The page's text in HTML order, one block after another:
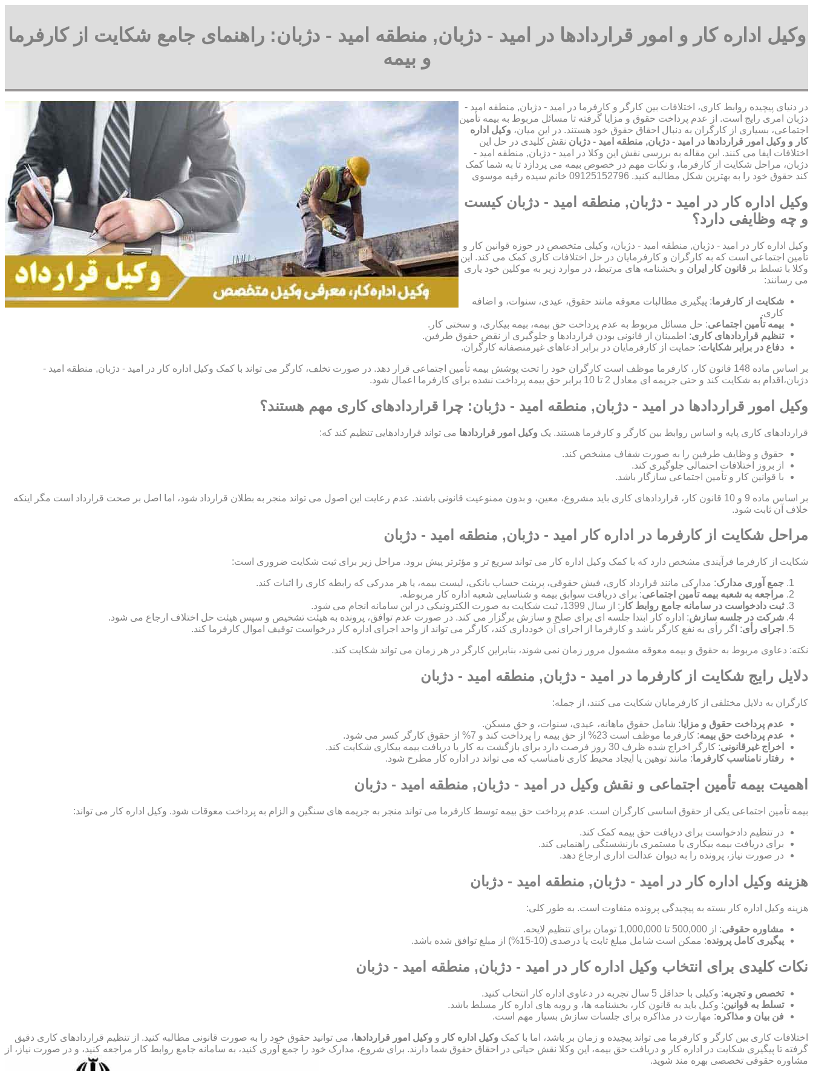
وکیل اداره کار و امور قراردادها در امید - دژبان, منطقه امید - دژبان: راهنمای جامع شکایت از کارفرما
و بیمه
در دنیای پیچیده روابط کاری، اختلافات بین کارگر و کارفرما در امید - دژبان, منطقه امید -
دژبان امری رایج است. از عدم پرداخت حقوق و مزایا گرفته تا مسائل مربوط به بیمه تأمین
اجتماعی، بسیاری از کارگران به دنبال احقاق حقوق خود هستند. در این میان، وکیل اداره
کار و وکیل امور قراردادها در امید - دژبان, منطقه امید - دژبان نقش کلیدی در حل این
اختلافات ایفا می کنند. این مقاله به بررسی نقش این وکلا در امید - دژبان, منطقه امید -
دژبان، مراحل شکایت از کارفرما، و نکات مهم در خصوص بیمه می پردازد تا به شما کمک
کند حقوق خود را به بهترین شکل مطالبه کنید. 09125152796 خانم سیده رقیه موسوی
وکیل اداره کار در امید - دژبان, منطقه امید - دژبان کیست
و چه وظایفی دارد؟
وکیل اداره کار در امید - دژبان, منطقه امید - دژبان، وکیلی متخصص در حوزه قوانین کار و
تأمین اجتماعی است که به کارگران و کارفرمایان در حل اختلافات کاری کمک می کند. این
وکلا با تسلط بر قانون کار ایران و بخشنامه های مرتبط، در موارد زیر به موکلین خود یاری
می رسانند:
شکایت از کارفرما: پیگیری مطالبات معوقه مانند حقوق، عیدی، سنوات، و اضافه
کاری.
بیمه تأمین اجتماعی: حل مسائل مربوط به عدم پرداخت حق بیمه، بیمه بیکاری، و سختی کار.
تنظیم قراردادهای کاری: اطمینان از قانونی بودن قراردادها و جلوگیری از نقض حقوق طرفین.
دفاع در برابر شکایات: حمایت از کارفرمایان در برابر ادعاهای غیرمنصفانه کارگران.
بر اساس ماده 148 قانون کار، کارفرما موظف است کارگران خود را تحت پوشش بیمه تأمین اجتماعی قرار دهد. در صورت تخلف، کارگر می تواند با کمک وکیل اداره کار در امید - دژبان, منطقه امید -
دژبان،اقدام به شکایت کند و حتی جریمه ای معادل 2 تا 10 برابر حق بیمه پرداخت نشده برای کارفرما اعمال شود.
وکیل امور قراردادها در امید - دژبان, منطقه امید - دژبان: چرا قراردادهای کاری مهم هستند؟
قراردادهای کاری پایه و اساس روابط بین کارگر و کارفرما هستند. یک وکیل امور قراردادها می تواند قراردادهایی تنظیم کند که:
حقوق و وظایف طرفین را به صورت شفاف مشخص کند.
از بروز اختلافات احتمالی جلوگیری کند.
با قوانین کار و تأمین اجتماعی سازگار باشد.
بر اساس ماده 9 و 10 قانون کار، قراردادهای کاری باید مشروع، معین، و بدون ممنوعیت قانونی باشند. عدم رعایت این اصول می تواند منجر به بطلان قرارداد شود، اما اصل بر صحت قرارداد است مگر اینکه
خلاف آن ثابت شود.
مراحل شکایت از کارفرما در اداره کار امید - دژبان, منطقه امید - دژبان
شکایت از کارفرما فرآیندی مشخص دارد که با کمک وکیل اداره کار می تواند سریع تر و مؤثرتر پیش برود. مراحل زیر برای ثبت شکایت ضروری است:
جمع آوری مدارک: مدارکی مانند قرارداد کاری، فیش حقوقی، پرینت حساب بانکی، لیست بیمه، یا هر مدرکی که رابطه کاری را اثبات کند.
مراجعه به شعبه بیمه تأمین اجتماعی: برای دریافت سوابق بیمه و شناسایی شعبه اداره کار مربوطه.
ثبت دادخواست در سامانه جامع روابط کار : از سال 1399، ثبت شکایت به صورت الکترونیکی در این سامانه انجام می شود.
شرکت در جلسه سازش: اداره کار ابتدا جلسه ای برای صلح و سازش برگزار می کند. در صورت عدم توافق، پرونده به هیئت تشخیص و سپس هیئت حل اختلاف ارجاع می شود.
اجرای رأی: اگر رأی به نفع کارگر باشد و کارفرما از اجرای آن خودداری کند، کارگر می تواند از واحد اجرای اداره کار درخواست توقیف اموال کارفرما کند.
نکته: دعاوی مربوط به حقوق و بیمه معوقه مشمول مرور زمان نمی شوند، بنابراین کارگر در هر زمان می تواند شکایت کند.
دلایل رایج شکایت از کارفرما در امید - دژبان, منطقه امید - دژبان
کارگران به دلایل مختلفی از کارفرمایان شکایت می کنند، از جمله:
عدم پرداخت حقوق و مزایا: شامل حقوق ماهانه، عیدی، سنوات، و حق مسکن.
عدم پرداخت حق بیمه: کارفرما موظف است 23% از حق بیمه را پرداخت کند و 7% از حقوق کارگر کسر می شود.
اخراج غیرقانونی: کارگر اخراج شده ظرف 30 روز فرصت دارد برای بازگشت به کار یا دریافت بیمه بیکاری شکایت کند.
رفتار نامناسب کارفرما: مانند توهین یا ایجاد محیط کاری نامناسب که می تواند در اداره کار مطرح شود.
اهمیت بیمه تأمین اجتماعی و نقش وکیل در امید - دژبان, منطقه امید - دژبان
بیمه تأمین اجتماعی یکی از حقوق اساسی کارگران است. عدم پرداخت حق بیمه توسط کارفرما می تواند منجر به جریمه های سنگین و الزام به پرداخت معوقات شود. وکیل اداره کار می تواند:
در تنظیم دادخواست برای دریافت حق بیمه کمک کند.
برای دریافت بیمه بیکاری یا مستمری بازنشستگی راهنمایی کند.
در صورت نیاز، پرونده را به دیوان عدالت اداری ارجاع دهد.
هزینه وکیل اداره کار در امید - دژبان, منطقه امید - دژبان
هزینه وکیل اداره کار بسته به پیچیدگی پرونده متفاوت است. به طور کلی:
مشاوره حقوقی: از 500,000 تا 1,000,000 تومان برای تنظیم لایحه.
پیگیری کامل پرونده: ممکن است شامل مبلغ ثابت یا درصدی (10-15%) از مبلغ توافق شده باشد.
نکات کلیدی برای انتخاب وکیل اداره کار در امید - دژبان, منطقه امید - دژبان
تخصص و تجربه: وکیلی با حداقل 5 سال تجربه در دعاوی اداره کار انتخاب کنید.
تسلط به قوانین: وکیل باید به قانون کار، بخشنامه ها، و رویه های اداره کار مسلط باشد.
فن بیان و مذاکره: مهارت در مذاکره برای جلسات سازش بسیار مهم است.
اختلافات کاری بین کارگر و کارفرما می تواند پیچیده و زمان بر باشد، اما با کمک وکیل اداره کار و وکیل امور قراردادها، می توانید حقوق خود را به صورت قانونی مطالبه کنید. از تنظیم قراردادهای کاری دقیق
گرفته تا پیگیری شکایت در اداره کار و دریافت حق بیمه، این وکلا نقش حیاتی در احقاق حقوق شما دارند. برای شروع، مدارک خود را جمع آوری کنید، به سامانه جامع روابط کار مراجعه کنید، و در صورت نیاز، از
مشاوره حقوقی تخصصی بهره مند شوید.